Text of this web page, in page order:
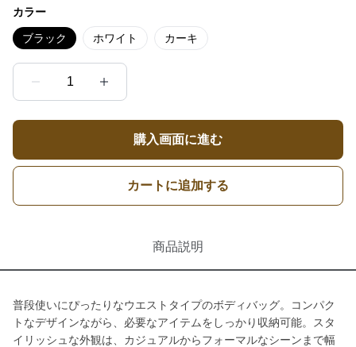
カラー
ブラック ホワイト カーキ
1
購入画面に進む
カートに追加する
商品説明
普段使いにぴったりなウエストタイプのボディバッグ。コンパク
トなデザインながら、必要なアイテムをしっかり収納可能。スタ
イリッシュな外観は、カジュアルからフォーマルなシーンまで幅